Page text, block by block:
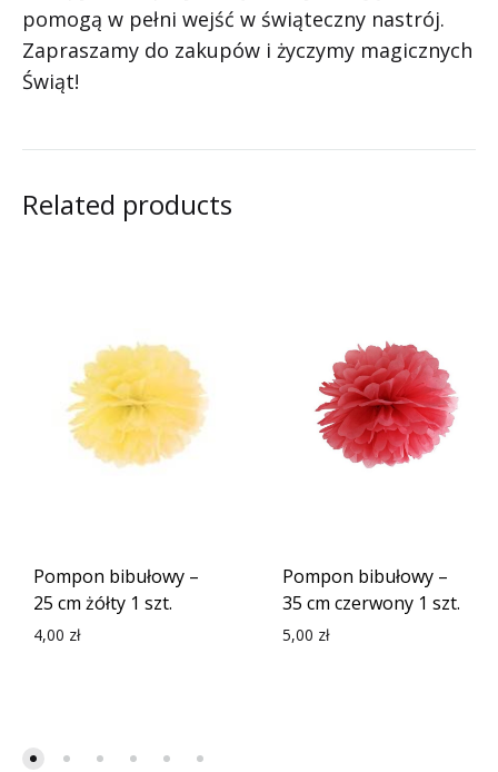
pomogą w pełni wejść w świąteczny nastrój.
Zapraszamy do zakupów i życzymy magicznych
Świąt!
Related products
Pompon bibułowy –
25 cm żółty 1 szt.
4,00 zł
Pompon bibułowy –
35 cm czerwony 1 szt.
5,00 zł